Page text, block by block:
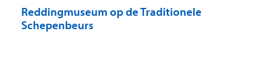
Reddingmuseum op de Traditionele
Schepenbeurs